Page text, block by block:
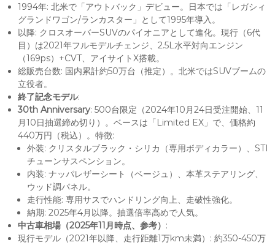
1994年: 北米で「アウトバック」デビュー。日本では「レガシィ
グランドワゴン/ランカスター」として1995年導入。
以降: クロスオーバーSUVのパイオニアとして進化。現行（6代
目）は2021年フルモデルチェンジ、2.5L水平対向エンジン
（169ps）+CVT、アイサイトX搭載。
総販売台数: 国内累計約50万台（推定）。北米ではSUVブームの
立役者。
終了記念モデル:
30th Anniversary: 500台限定（2024年10月24日受注開始、11
月10日抽選締め切り）。ベースは「Limited EX」で、価格約
440万円（税込）。特徴:
外装: クリスタルブラック・シリカ（専用ボディカラー）、STI
チューンサスペンション。
内装: ナッパレザーシート（ベージュ）、本革ステアリング、
ウッド調パネル。
走行性能: 専用サスでハンドリング向上、走破性強化。
納期: 2025年4月以降。抽選倍率高めで人気。
中古車相場（2025年11月時点、参考） :
現行モデル（2021年以降、走行距離1万km未満）: 約350-450万